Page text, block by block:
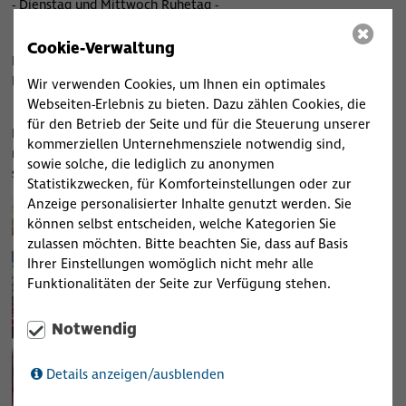
- Dienstag und Mittwoch Ruhetag -
Bei schönem Wetter können Sie Ihr Essen auf der
Bachterasse draußen genießen.
Die Terasse bietet einen hervorragenden Sonnenschutz und
man kann sich dort besonders gut durch die besonders
schöne Aussicht entspannen.
Cookie-Verwaltung
Wir verwenden Cookies, um Ihnen ein optimales
Webseiten-Erlebnis zu bieten. Dazu zählen Cookies, die
für den Betrieb der Seite und für die Steuerung unserer
kommerziellen Unternehmensziele notwendig sind,
sowie solche, die lediglich zu anonymen
Statistikzwecken, für Komforteinstellungen oder zur
Anzeige personalisierter Inhalte genutzt werden. Sie
können selbst entscheiden, welche Kategorien Sie
zulassen möchten. Bitte beachten Sie, dass auf Basis
Ihrer Einstellungen womöglich nicht mehr alle
Funktionalitäten der Seite zur Verfügung stehen.
Notwendig
Details anzeigen/ausblenden